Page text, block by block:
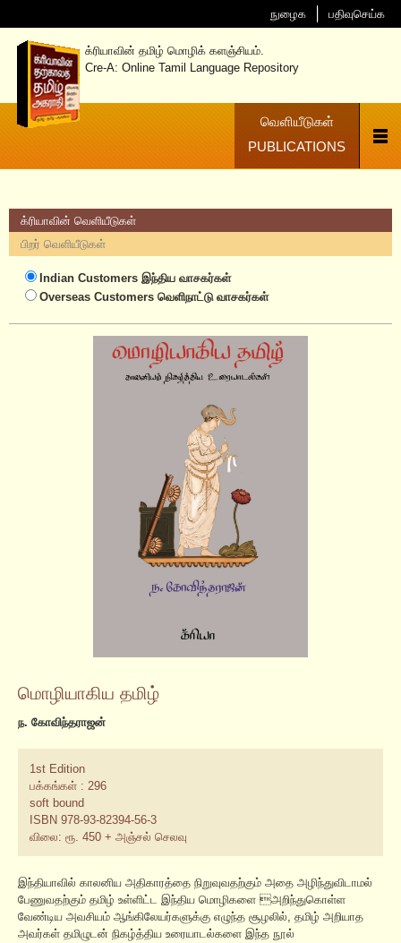
க்ரியாவின் தமிழ் மொழிக் களஞ்சியம்.
Cre-A: Online Tamil Language Repository
வெளியீடுகள்
PUBLICATIONS
நுழைக பதிவுசெய்க
க்ரியாவின் வெளியீடுகள்
பிறர் வெளியீடுகள்
Indian Customersஇந்திய வாசகர்கள்
Overseas Customersவெளிநாட்டு வாசகர்கள்
மொழியாகிய தமிழ்
ந. கோவிந்தராஜன்
1st Edition
பக்கங்கள் : 296
soft bound
ISBN 978-93-82394-56-3
விலை: ரூ. 450 + அஞ்சல் செலவு
இந்தியாவில் காலனிய அதிகாரத்தை நிறுவுவதற்கும் அதை அழிந்துவிடாமல்
பேணுவதற்கும் தமிழ் உள்ளிட்ட இந்திய மொழிகளை அறிந்துகொள்ள
வேண்டிய அவசியம் ஆங்கிலேயர்களுக்கு எழுந்த சூழலில், தமிழ் அறியாத
அவர்கள் தமிழுடன் நிகழ்த்திய உரையாடல்களை இந்த நூல்